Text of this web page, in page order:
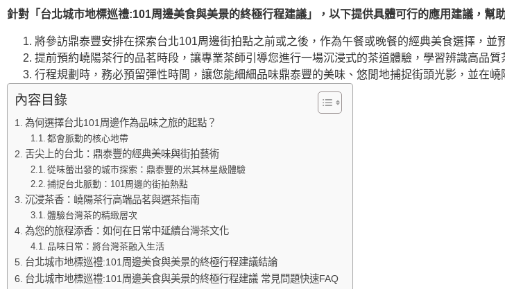
針對「台北城市地標巡禮:101周邊美食與美景的終極行程建議」，以下提供具體可行的應用建議，幫
將參訪鼎泰豐安排在探索台北101周邊街拍點之前或之後，作為午餐或晚餐的經典美食選擇，並
提前預約嶢陽茶行的品茗時段，讓專業茶師引導您進行一場沉浸式的茶道體驗，學習辨識高品
行程規劃時，務必預留彈性時間，讓您能細細品味鼎泰豐的美味、悠閒地捕捉街頭光影，並在
內容目錄
為何選擇台北101周邊作為品味之旅的起點？
都會脈動的核心地帶
舌尖上的台北：鼎泰豐的經典美味與街拍藝術
從味蕾出發的城市探索：鼎泰豐的米其林星級體驗
捕捉台北脈動：101周邊的街拍熱點
沉浸茶香：嶢陽茶行高端品茗與選茶指南
體驗台灣茶的精緻層次
為您的旅程添香：如何在日常中延續台灣茶文化
品味日常：將台灣茶融入生活
台北城市地標巡禮:101周邊美食與美景的終極行程建議結論
台北城市地標巡禮:101周邊美食與美景的終極行程建議 常見問題快速FAQ